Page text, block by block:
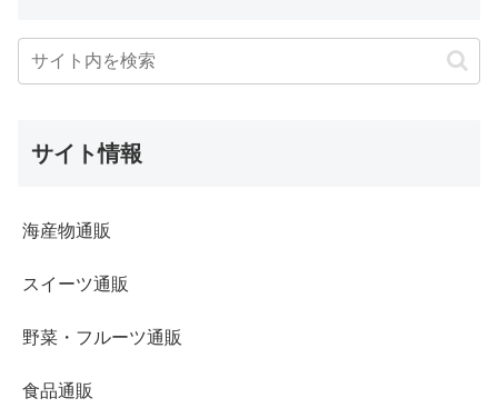
サイト情報
海産物通販
スイーツ通販
野菜・フルーツ通販
食品通販